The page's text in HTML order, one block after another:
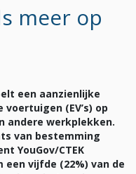
meer op
een aanzienlijke
(EV’s) op
andere werkplekken.
van bestemming
YouGov/CTEK
vijfde (22%) van de